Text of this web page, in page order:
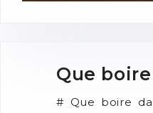
Que
# Que boire